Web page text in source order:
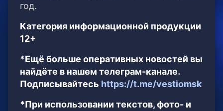
год.
Категория информационной продукции
12+
*Ещё больше оперативных новостей вы
найдёте в нашем телеграм-канале.
Подписывайтесь https://t.me/vestiomsk
*При использовании текстов, фото- и